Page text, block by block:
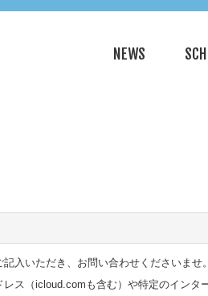
NEWS
入いただき、お問い合わせくださいませ。
ス（icloud.comも含む）や特定のイン